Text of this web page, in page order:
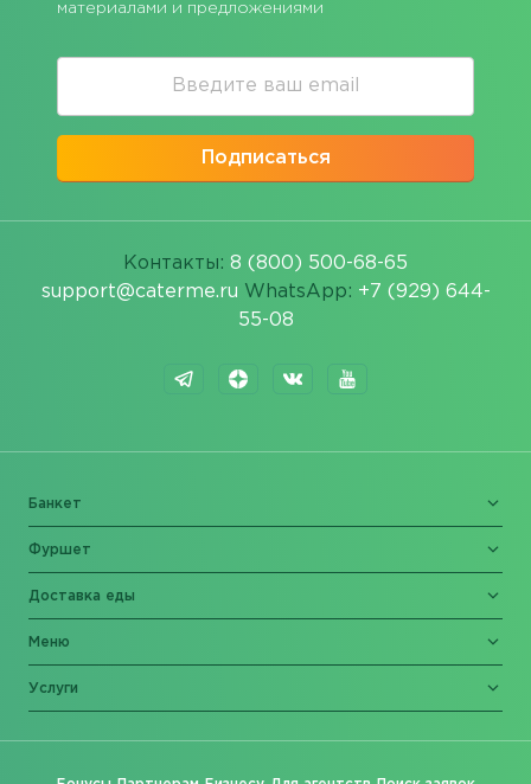
материалами и предложениями
Подписаться
Контакты: 8 (800) 500-68-65
support@caterme.ru WhatsApp: +7 (929) 644-
55-08
Банкет
Фуршет
Доставка еды
Меню
Услуги